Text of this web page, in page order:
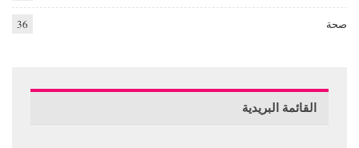
صحة 36
القائمة البريدية